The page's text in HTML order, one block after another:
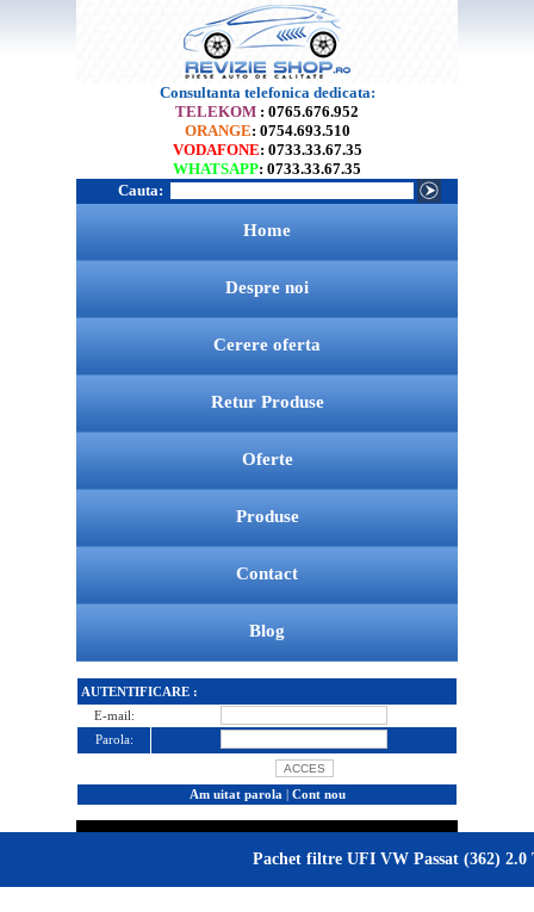
Consultanta telefonica dedicata:
TELEKOM : 0765.676.952
ORANGE: 0754.693.510
VODAFONE: 0733.33.67.35
WHATSAPP: 0733.33.67.35
Cauta:
Home
Despre noi
Cerere oferta
Retur Produse
Oferte
Produse
Contact
Blog
AUTENTIFICARE :
E-mail:
Parola:
Am uitat parola | Cont nou
Pachet filtre UFI VW Passat (362)